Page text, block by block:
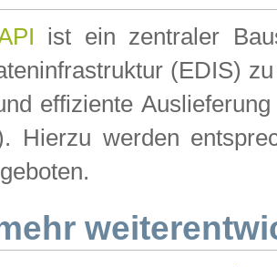
ist ein zentraler
(EDIS)
effiziente
Hierzu werden